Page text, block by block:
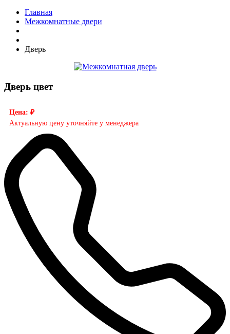
Главная
Межкомнатные двери
Дверь
Дверь цвет
Цена: ₽
Актуальную цену уточняйте у менеджера